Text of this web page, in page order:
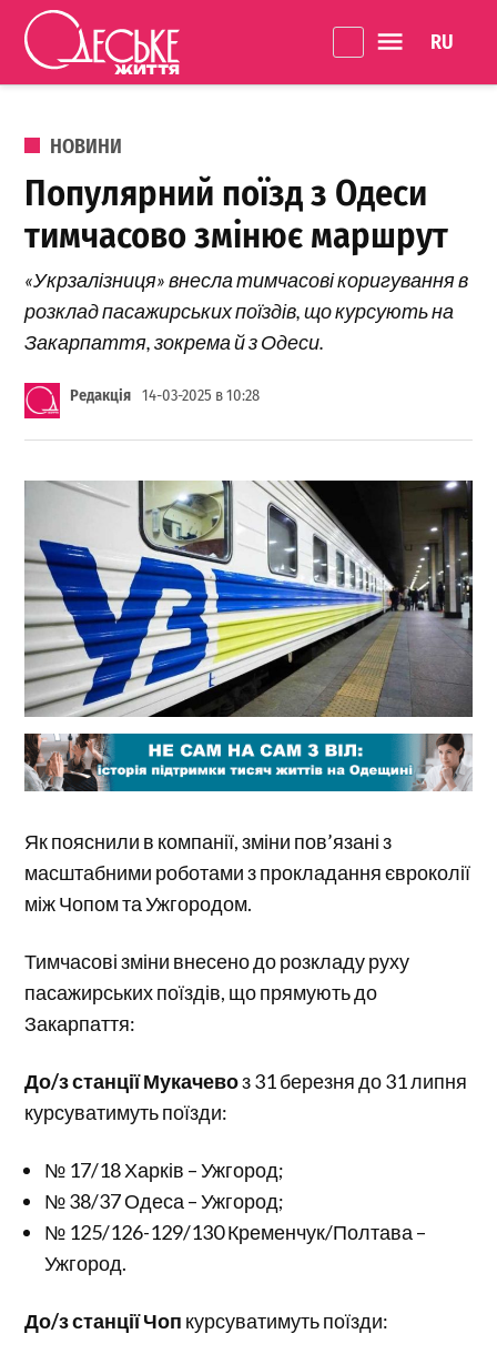
Перейти до вмісту
Життя
ОПУБЛІКОВАНО В
НОВИНИ
Популярний поїзд з Одеси
тимчасово змінює маршрут
«Укрзалізниця» внесла тимчасові коригування в
розклад пасажирських поїздів, що курсують на
Закарпаття, зокрема й з Одеси.
Редакція 14-03-2025 в 10:28
Як пояснили в компанії, зміни пов’язані з
масштабними роботами з прокладання євроколії
між Чопом та Ужгородом.
Тимчасові зміни внесено до розкладу руху
пасажирських поїздів, що прямують до
Закарпаття:
До/з станції Мукачевоз 31 березня до 31 липня
курсуватимуть поїзди:
№ 17/18 Харків – Ужгород;
№ 38/37 Одеса – Ужгород;
№ 125/126-129/130 Кременчук/Полтава –
Ужгород.
До/з станції Чоп курсуватимуть поїзди: